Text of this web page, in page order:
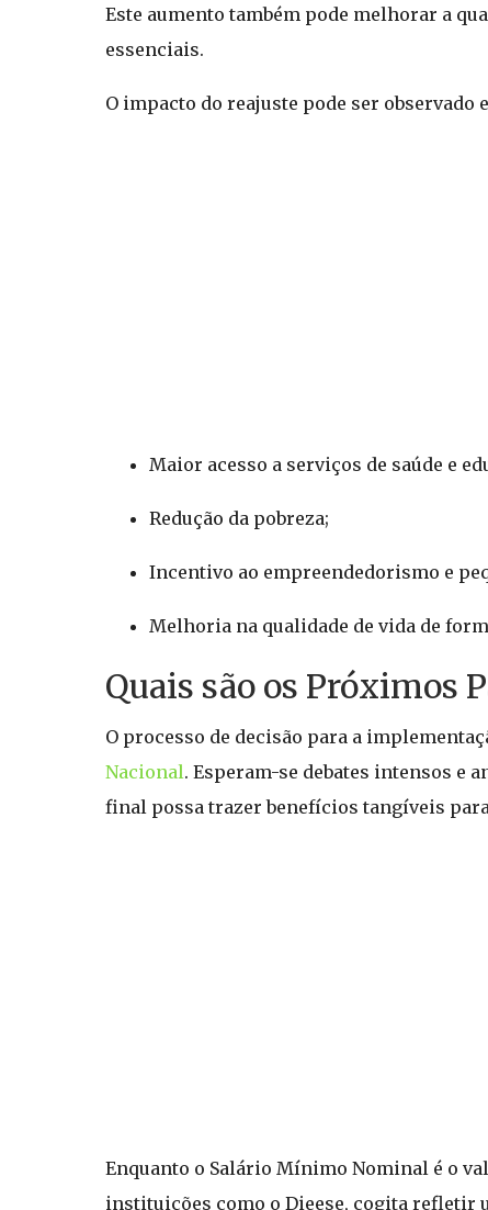
Este aumento também pode melhorar a
essenciais.
O impacto do reajuste pode ser
Maior acesso a serviços de saúde e
Redução da pobreza;
Incentivo ao empreendedorismo e
Melhoria na qualidade de vida de
Quais são os Próximos
O processo de decisão para a
Nacional. Esperam-se debates intensos e
final possa trazer benefícios tangíveis
Enquanto o Salário Mínimo Nominal é o
instituições como o Dieese, cogita refletir